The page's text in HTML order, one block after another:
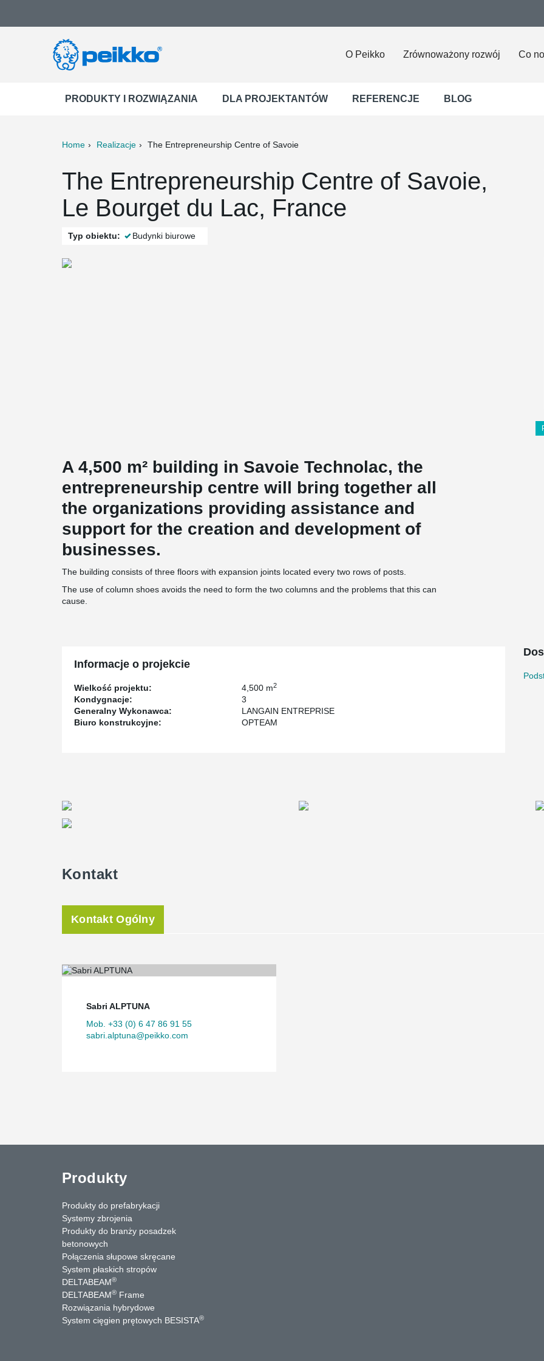
O Peikko Zrównoważony rozwój Co
PRODUKTY I ROZWIĄZANIA DLA PROJEKTANTÓW REFERENCJE BLOG
Home Realizacje The Entrepreneurship Centre of Savoie
The Entrepreneurship Centre of Savoie,
Le Bourget du Lac, France
Typ obiektu: Budynki biurowe
A 4,500 m² building in Savoie Technolac, the
entrepreneurship centre will bring together all
the organizations providing assistance and
support for the creation and development of
businesses.
The building consists of three floors with expansion joints located every two rows of posts.
The use of column shoes avoids the need to form the two columns and the problems that this can
cause.
Informacje o projekcie
Wielkość projektu: 4,500 m2
Kondygnacje:
3
Generalny Wykonawca:
LANGAIN ENTREPRISE
Biuro konstrukcyjne:
OPTEAM
Kontakt
Kontakt Ogólny
Sabri ALPTUNA
Mob. +33 (0) 6 47 86 91 55
sabri.alptuna@peikko.com
Produkty
Produkty do prefabrykacji
Systemy zbrojenia
Produkty do branży posadzek
betonowych
Połączenia słupowe skręcane
System płaskich stropów
DELTABEAM®
DELTABEAM® Frame
Rozwiązania hybrydowe
System cięgien prętowych BESISTA®